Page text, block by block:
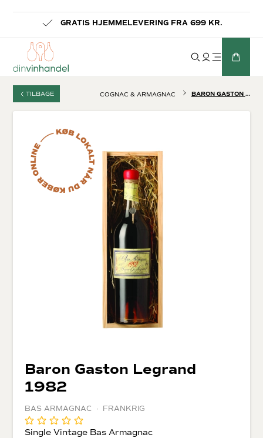
GRATIS HJEMMELEVERING FRA 699 KR.
TILBAGE COGNAC & ARMAGNAC BARON GASTON LEGRAND 1982
Baron Gaston Legrand
1982
BAS ARMAGNAC · FRANKRIG
Single Vintage Bas Armagnac